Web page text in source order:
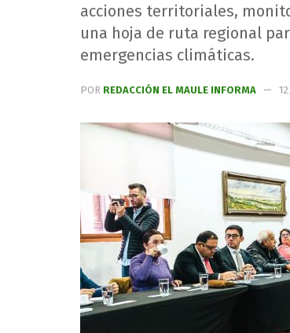
acciones territoriales,
una hoja de ruta regional
emergencias climáticas.
POR REDACCIÓN EL MAULE INFORMA